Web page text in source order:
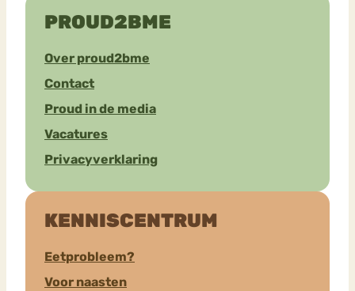
PROUD2BME
Over proud2bme
Contact
Proud in de media
Vacatures
Privacyverklaring
KENNISCENTRUM
Eetprobleem?
Voor naasten